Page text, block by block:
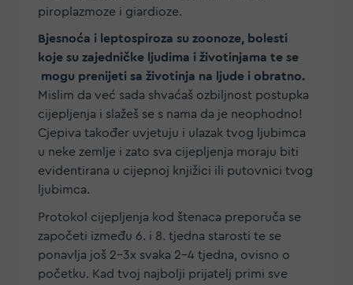
piroplazmoze i giardioze.
Bjesnoća i leptospiroza su zoonoze, bolesti
koje su zajedničke ljudima i životinjama te se
mogu prenijeti sa životinja na ljude i obratno.
Mislim da već sada shvaćaš ozbiljnost postupka
cijepljenja i slažeš se s nama da je neophodno!
Cjepiva također uvjetuju i ulazak tvog ljubimca
u neke zemlje i zato sva cijepljenja moraju biti
evidentirana u cijepnoj knjižici ili putovnici tvog
ljubimca.
Protokol cijepljenja kod štenaca preporuča se
započeti između 6. i 8. tjedna starosti te se
ponavlja još 2-3x svaka 2-4 tjedna, ovisno o
početku. Kad tvoj najbolji prijatelj primi sve